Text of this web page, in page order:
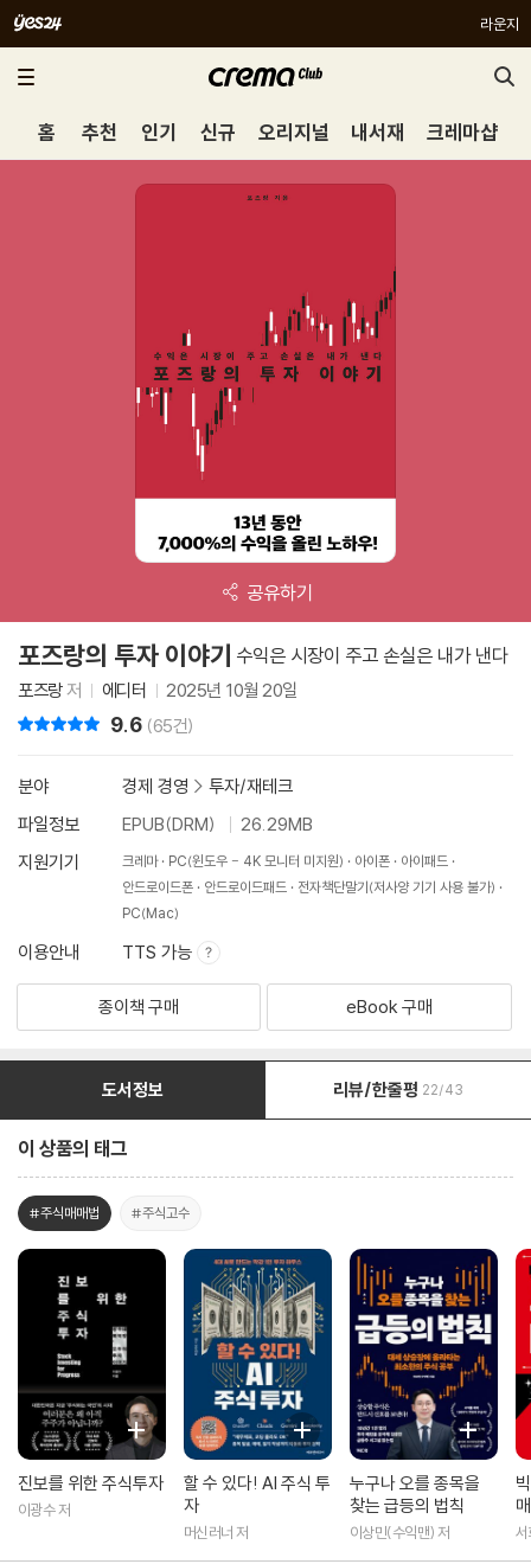
라운지
홈 추천 인기 신규 오리지널 내서재 크레마샵
공유하기
포즈랑의 투자 이야기 수익은 시장이 주고 손실은 내가 낸다
포즈랑저 에디터 2025년 10월 20일
9.6 (65건)
분야 경제 경영 > 투자/재테크
파일정보
EPUB(DRM)
26.29MB
지원기기
크레마 PC(윈도우 - 4K 모니터 미지원) 아이폰
아이패드
안드로이드폰
안드로이드패드
전자책단말기(저사양 기기 사용 불가)
PC(Mac)
이용안내 TTS 가능
종이책 구매 eBook 구매
도서정보 리뷰/한줄평 22/43
이 상품의 태그
#주식매매법 #주식고수
진보를 위한 주식투자
이광수 저
할 수 있다! AI 주식 투
자
머신러너 저
누구나 오를 종목을
찾는 급등의 법칙
이상민(수익맨) 저